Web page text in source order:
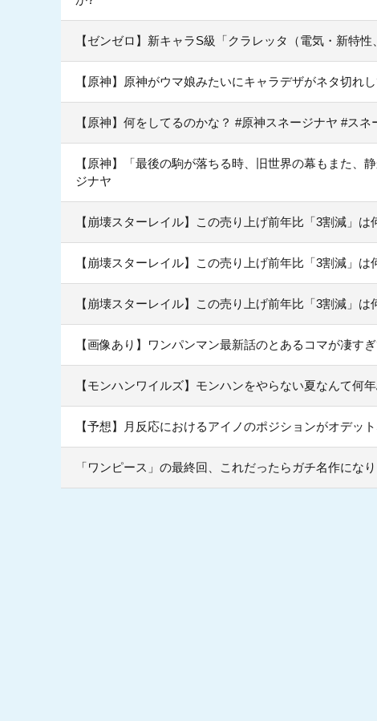
【ゼンゼロ】新キャラS級「クラレッタ（電気・新特性
【原神】原神がウマ娘みたいにキャラデザがネタ切れ
【原神】何をしてるのかな？ #原神スネージナヤ #スネ
【原神】「最後の駒が落ちる時、旧世界の幕もまた、
ジナヤ
【崩壊スターレイル】この売り上げ前年比「3割減」
【崩壊スターレイル】この売り上げ前年比「3割減」
【崩壊スターレイル】この売り上げ前年比「3割減」
【画像あり】ワンパンマン最新話のとあるコマが凄す
【モンハンワイルズ】モンハンをやらない夏なんて何
【予想】月反応におけるアイノのポジションがオデッ
「ワンピース」の最終回、これだったらガチ名作にな